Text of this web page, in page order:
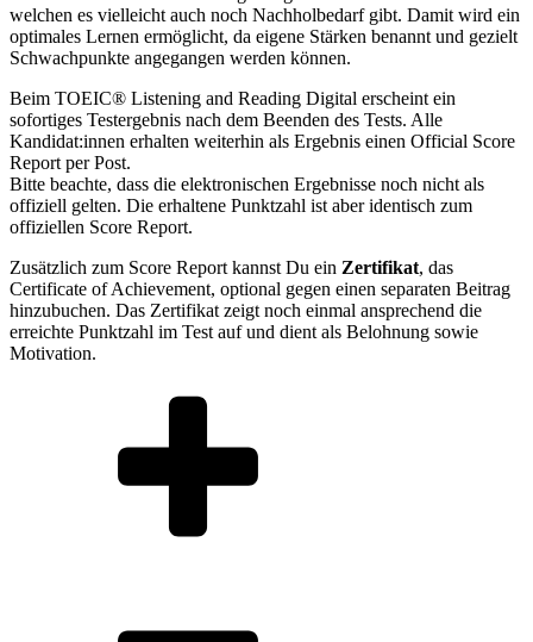
welchen es vielleicht auch noch Nachholbedarf gibt. Damit wird ein
optimales Lernen ermöglicht, da eigene Stärken benannt und gezielt
Schwachpunkte angegangen werden können.
Beim TOEIC® Listening and Reading Digital erscheint ein
sofortiges Testergebnis nach dem Beenden des Tests. Alle
Kandidat:innen erhalten weiterhin als Ergebnis einen Official Score
Report per Post.
Bitte beachte, dass die elektronischen Ergebnisse noch nicht als
offiziell gelten. Die erhaltene Punktzahl ist aber identisch zum
offiziellen Score Report.
Zusätzlich zum Score Report kannst Du ein Zertifikat, das
Certificate of Achievement, optional gegen einen separaten Beitrag
hinzubuchen. Das Zertifikat zeigt noch einmal ansprechend die
erreichte Punktzahl im Test auf und dient als Belohnung sowie
Motivation.